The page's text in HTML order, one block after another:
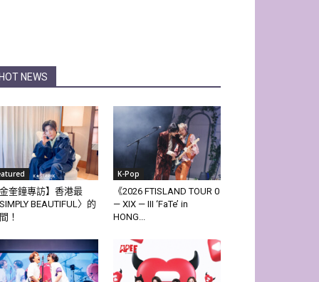
HOT NEWS
金奎鐘專訪】香港最
SIMPLY BEAUTIFUL〉的
！
K-Pop
《2026 FTISLAND TOUR 0
— XIX — III ‘FaTe’ in
HONG...